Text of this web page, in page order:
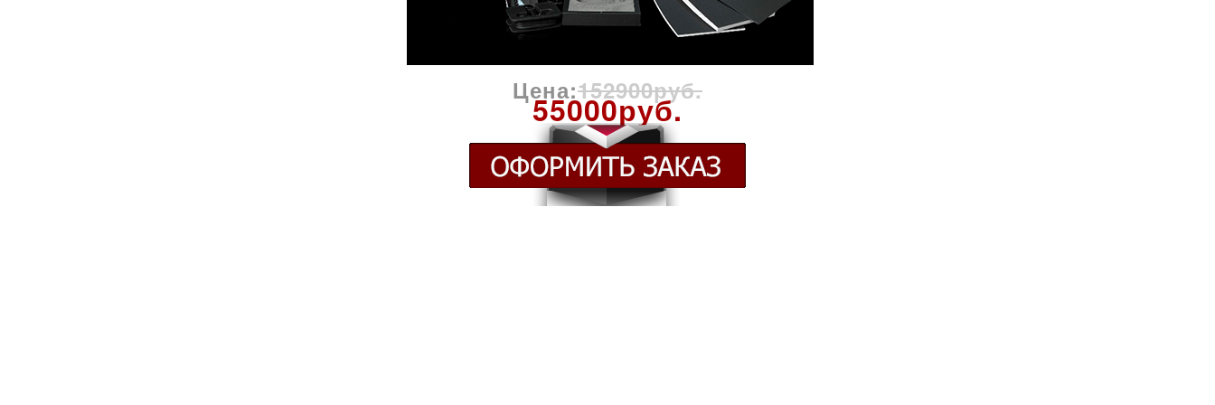
Цена:152900руб.
55000руб.